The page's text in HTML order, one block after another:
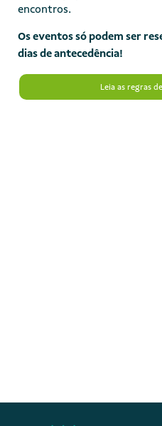
encontros.
Os eventos só podem ser
dias de antecedência!
Leia as regras